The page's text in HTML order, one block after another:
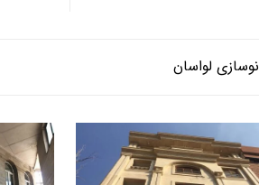
نوسازی لواسان